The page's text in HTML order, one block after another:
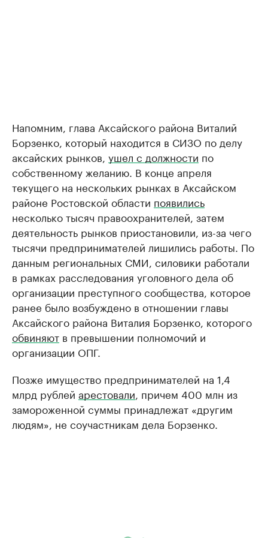
Напомним, глава Аксайского района Виталий
Борзенко, который находится в СИЗО по делу
аксайских рынков, ушел с должности по
собственному желанию. В конце апреля
текущего на нескольких рынках в Аксайском
районе Ростовской области появились
несколько тысяч правоохранителей, затем
деятельность рынков приостановили, из-за чего
тысячи предпринимателей лишились работы. По
данным региональных СМИ, силовики работали
в рамках расследования уголовного дела об
организации преступного сообщества, которое
ранее было возбуждено в отношении главы
Аксайского района Виталия Борзенко, которого
обвиняют в превышении полномочий и
организации ОПГ.
Позже имущество предпринимателей на 1,4
млрд рублей арестовали , причем 400 млн из
замороженной суммы принадлежат «другим
людям», не соучастникам дела Борзенко.